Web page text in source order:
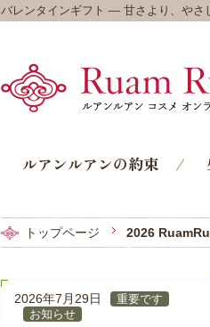
バレンタインギフト ― 甘さより、やさ
ルアンルアンの約束
トップページ 2026
2026年7月29日
重要です
お知らせ